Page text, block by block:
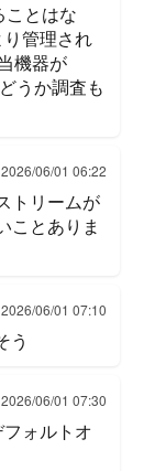
とはな
管理され
機器が
うか調査も
2026/06/01 06:22
トリームが
ことありま
2026/06/01 07:10
う
2026/06/01 07:30
ォルトオ